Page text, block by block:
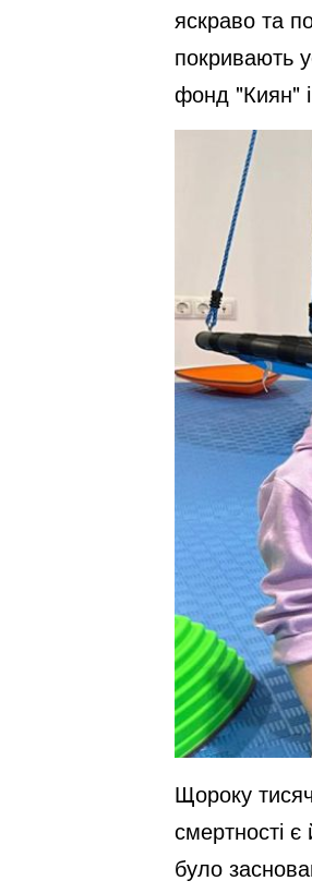
яскраво та
покривають
фонд "Киян"
Щороку
смертності
було